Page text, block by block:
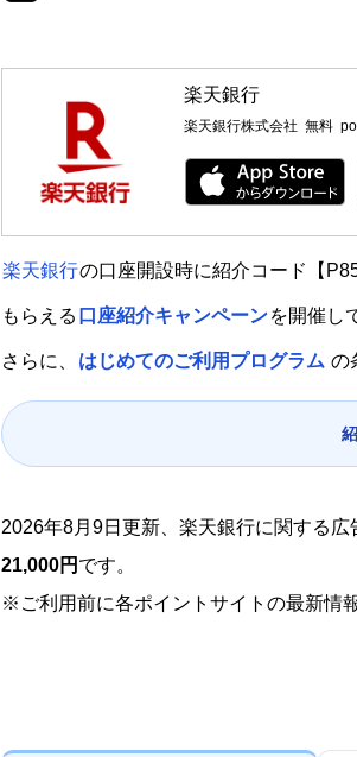
楽天銀行
楽天銀行株式会社 無料
楽天銀行の口座開設時に紹介コード【
もらえる 口座紹介キャンペーンを開催し
さらに、 はじめてのご利用プログラム の
2026年8月9日更新、楽天銀行に関する広
21,000円 です。
※ご利用前に各ポイントサイトの最新情